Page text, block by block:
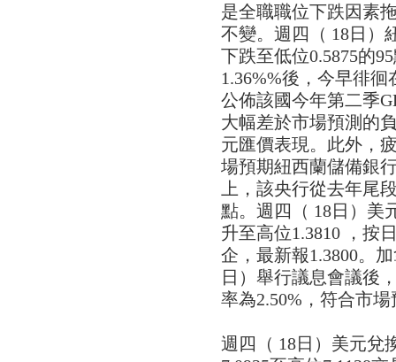
是全職職位下跌因素
不變。週四（ 18日）
下跌至低位0.5875的
1.36%%後，今早徘
公佈該國今年第二季
大幅差於市場預測的
元匯價表現。此外，
場預期紐西蘭儲備銀
上，該央行從去年尾
點。週四（ 18日）美
升至高位1.3810 ，按
企，最新報1.3800。
日）舉行議息會議後
率為2.50%，符合市場
週四（ 18日）美元兌